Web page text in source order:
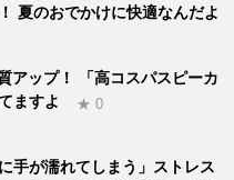
夏のおでかけに快適なんだよ
アップ！ 「高コスパスピーカ
ますよ
★ 0
手が濡れてしまう」ストレス